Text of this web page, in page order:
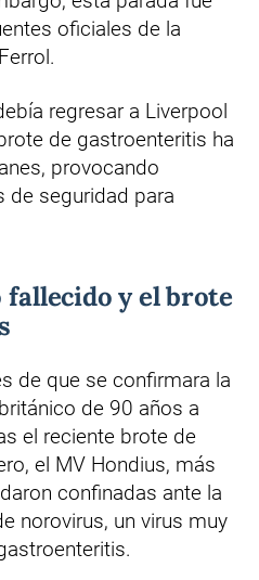
oficiales de la
regresar a Liverpool
de gastroenteritis ha
provocando
de seguridad para
fallecido y el brote
de que se confirmara la
de 90 años a
el reciente brote de
el MV Hondius, más
confinadas ante la
norovirus, un virus muy